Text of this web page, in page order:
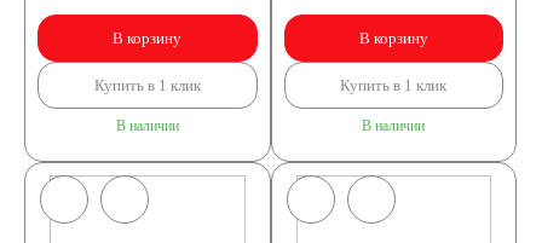
В корзину
Купить в 1 клик
В наличии
В корзину
Купить в 1 клик
В наличии